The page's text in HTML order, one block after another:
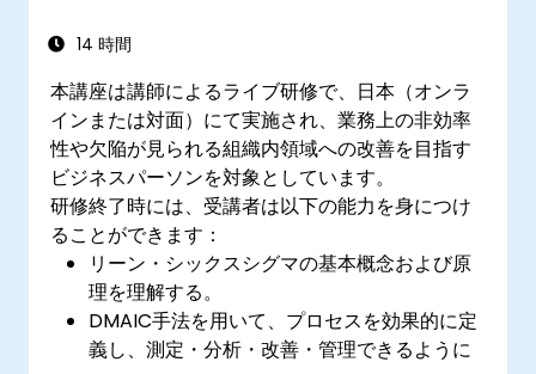
14 時間
本講座は講師によるライブ研修で、日本（オンラ
インまたは対面）にて実施され、業務上の非効率
性や欠陥が見られる組織内領域への改善を目指す
ビジネスパーソンを対象としています。
研修終了時には、受講者は以下の能力を身につけ
ることができます：
リーン・シックスシグマの基本概念および原
理を理解する。
DMAIC手法を用いて、プロセスを効果的に定
義し、測定・分析・改善・管理できるように